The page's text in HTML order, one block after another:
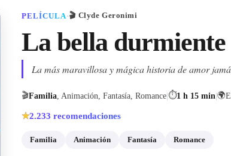
PELÍCULA·🎬 Clyde Geronimi
La bella durmiente
La más maravillosa y mágica historia de amor
🎬Familia, Animación, Fantasía, Romance ⏱1 h 15 min 🌍
★2.233 recomendaciones
Familia Animación Fantasía Romance